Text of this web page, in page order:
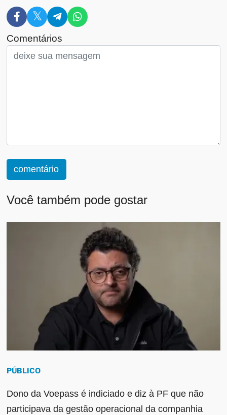
Comentários
comentário
Você também pode gostar
PÚBLICO
Dono da Voepass é indiciado e diz à PF que não
participava da gestão operacional da companhia